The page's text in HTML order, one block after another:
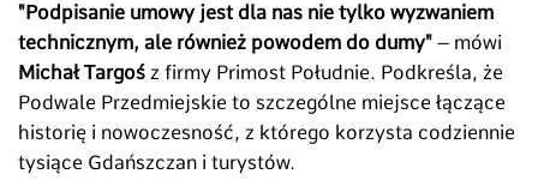
"Podpisanie umowy jest dla nas nie tylko wyzwaniem
technicznym, ale również powodem do dumy" – mówi
Michał Targoś z firmy Primost Południe. Podkreśla, że
Podwale Przedmiejskie to szczególne miejsce łączące
historię i nowoczesność, z którego korzysta codziennie
tysiące Gdańszczan i turystów.